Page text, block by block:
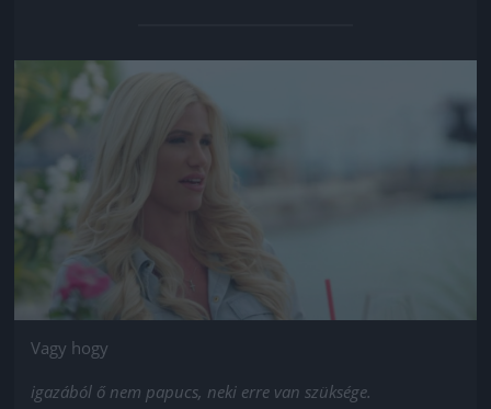
Jön még kép!
Vagy hogy
igazából ő nem papucs, neki erre van szüksége.